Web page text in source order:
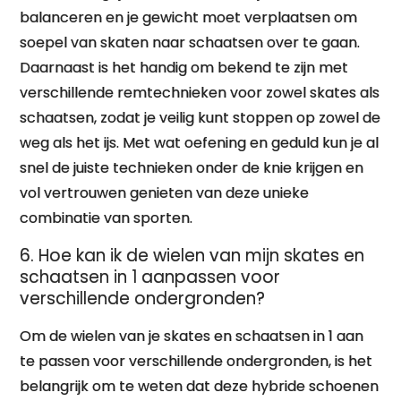
balanceren en je gewicht moet verplaatsen om
soepel van skaten naar schaatsen over te gaan.
Daarnaast is het handig om bekend te zijn met
verschillende remtechnieken voor zowel skates als
schaatsen, zodat je veilig kunt stoppen op zowel de
weg als het ijs. Met wat oefening en geduld kun je al
snel de juiste technieken onder de knie krijgen en
vol vertrouwen genieten van deze unieke
combinatie van sporten.
6. Hoe kan ik de wielen van mijn skates en
schaatsen in 1 aanpassen voor
verschillende ondergronden?
Om de wielen van je skates en schaatsen in 1 aan
te passen voor verschillende ondergronden, is het
belangrijk om te weten dat deze hybride schoenen